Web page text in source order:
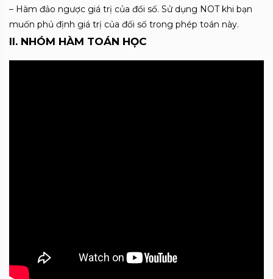
– Hàm đảo ngược giá trị của đối số. Sử dụng NOT khi bạn
muốn phủ định giá trị của đối số trong phép toán này.
II. NHÓM HÀM TOÁN HỌC